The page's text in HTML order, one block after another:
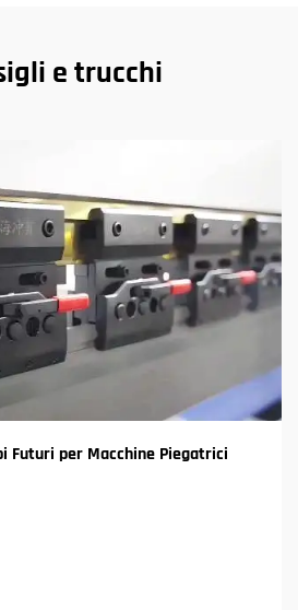
e trucchi
Futuri per Macchine Piegatrici